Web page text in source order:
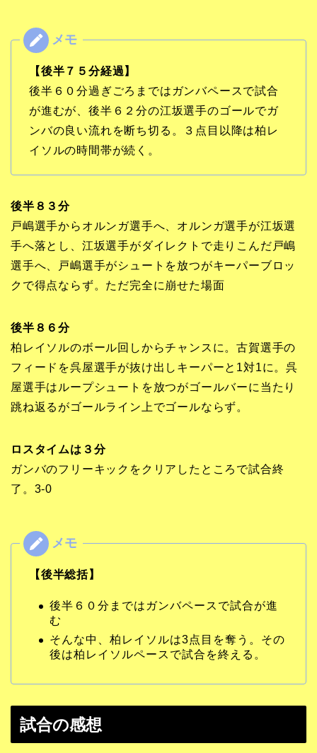
【後半７５分経過】
後半６０分過ぎごろまではガンバペースで試合
が進むが、後半６２分の江坂選手のゴールでガ
ンバの良い流れを断ち切る。３点目以降は柏レ
イソルの時間帯が続く。
後半８３分
戸嶋選手からオルンガ選手へ、オルンガ選手が江坂選
手へ落とし、江坂選手がダイレクトで走りこんだ戸嶋
選手へ、戸嶋選手がシュートを放つがキーパーブロッ
クで得点ならず。ただ完全に崩せた場面
後半８６分
柏レイソルのボール回しからチャンスに。古賀選手の
フィードを呉屋選手が抜け出しキーパーと1対1に。呉
屋選手はループシュートを放つがゴールバーに当たり
跳ね返るがゴールライン上でゴールならず。
ロスタイムは３分
ガンバのフリーキックをクリアしたところで試合終
了。3-0
【後半総括】
後半６０分まではガンバペースで試合が進
む
そんな中、柏レイソルは3点目を奪う。その
後は柏レイソルペースで試合を終える。
試合の感想